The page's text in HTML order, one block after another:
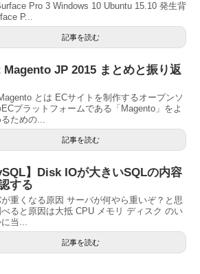
Pro 3 Windows 10 Ubuntu 15.10 発生背
P...
記事を読む
Magento JP 2015 まとめと振り返
とは ECサイトを制作するオープンソ
プラットフォームである「Magento」をよ
るための...
記事を読む
】Disk IOが大きいSQLの内容
する
重くなる原因 サーバが何やら重いぞ？と思
べると原因は大抵 CPU メモリ ディスク のい
当...
記事を読む